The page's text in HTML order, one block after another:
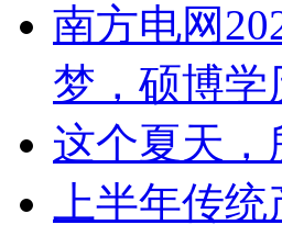
南方电网
梦，硕博学
这个夏天
上半年传